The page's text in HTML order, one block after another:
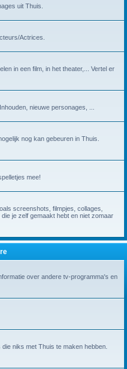
uit Thuis.
Actrices.
in een film, in het theater,... Vertel er
nieuwe personages, ...
nog kan gebeuren in Thuis.
mee!
screenshots, filmpjes, collages,
je zelf gemaakt hebt en niet zomaar
over andere tv-programma's en
niks met Thuis te maken hebben.